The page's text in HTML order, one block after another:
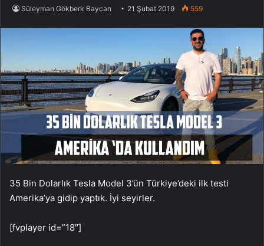
Süleyman Gökberk Baycan 21 Şubat 2019 559
35 Bin Dolarlık Tesla Model 3’ün Türkiye’deki ilk testi
Amerika’ya gidip yaptık. İyi seyirler.
[fvplayer id=”18″]